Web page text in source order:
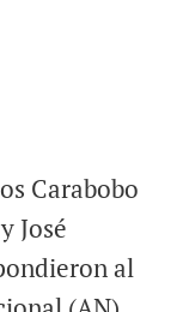
Carabobo
José
al